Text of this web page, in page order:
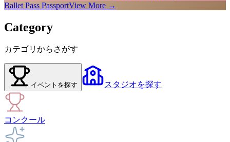
Ballet Pass PassportView More →
Category
カテゴリからさがす
イベント を探す スタジオを探す
コンクール